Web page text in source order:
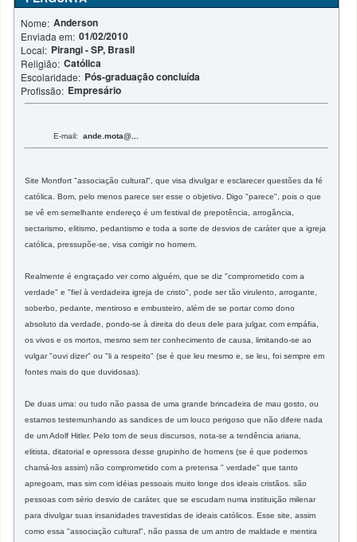
Nome: Anderson
Enviada em: 01/02/2010
Local: Pirangi - SP, Brasil
Religião: Católica
Escolaridade: Pós-graduação concluída
Profissão: Empresário
E-mail:ande.mota@...
Site Montfort "associação cultural", que visa divulgar e esclarecer questões da fé
católica. Bom, pelo menos parece ser esse o objetivo. Digo "parece", pois o que
se vê em semelhante endereço é um festival de prepotência, arrogância,
sectarismo, elitismo, pedantismo e toda a sorte de desvios de caráter que a igreja
católica, pressupõe-se, visa corrigir no homem.
Realmente é engraçado ver como alguém, que se diz "comprometido com a
verdade" e "fiel à verdadeira igreja de cristo", pode ser tão virulento, arrogante,
soberbo, pedante, mentiroso e embusteiro, além de se portar como dono
absoluto da verdade, pondo-se à direita do deus dele para julgar, com empáfia,
os vivos e os mortos, mesmo sem ter conhecimento de causa, limitando-se ao
vulgar "ouvi dizer" ou "li a respeito" (se é que leu mesmo e, se leu, foi sempre em
fontes mais do que duvidosas).
De duas uma: ou tudo não passa de uma grande brincadeira de mau gosto, ou
estamos testemunhando as sandices de um louco perigoso que não difere nada
de um Adolf Hitler. Pelo tom de seus discursos, nota-se a tendência ariana,
elitista, ditatorial e opressora desse grupinho de homens (se é que podemos
chamá-los assim) não comprometido com a pretensa " verdade" que tanto
apregoam, mas sim com idéias pessoais muito longe dos ideais cristãos. são
pessoas com sério desvio de caráter, que se escudam numa instituição milenar
para divulgar suas insanidades travestidas de ideais católicos. Esse site, assim
como essa "associação cultural", não passa de um antro de maldade e mentira